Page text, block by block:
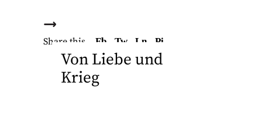
Share this Fb. Tw. Ln. Pi.
Von Liebe und
Krieg